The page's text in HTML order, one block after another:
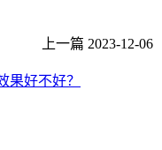
上一篇 2023-12-06
果好不好？